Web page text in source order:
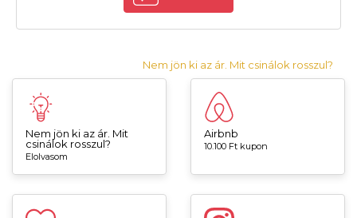
Nem jön ki az ár. Mit csinálok rosszul?
Nem jön ki az ár. Mit
csinálok rosszul?
Elolvasom
Airbnb
10.100 Ft kupon